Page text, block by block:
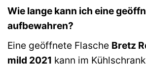
Wie lange kann ich eine
aufbewahren?
Eine geöffnete Flasche Bretz
mild 2021 kann im